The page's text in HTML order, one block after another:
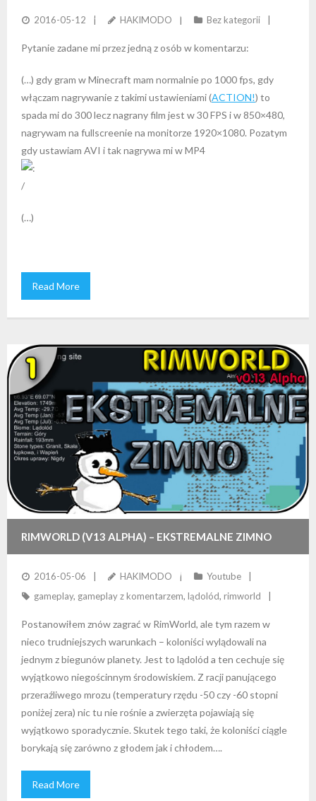
ROZDZIELCZOŚCI NIŻ POWINIEN
2016-05-12 HAKIMODO Bez kategorii
Pytanie zadane mi przez jedną z osób w komentarzu:
(…) gdy gram w Minecraft mam normalnie po 1000 fps, gdy
włączam nagrywanie z takimi ustawieniami (ACTION!) to
spada mi do 300 lecz nagrany film jest w 30 FPS i w 850×480,
nagrywam na fullscreenie na monitorze 1920×1080. Pozatym
gdy ustawiam AVI i tak nagrywa mi w MP4
(…)
Read More
RIMWORLD (V13 ALPHA) – EKSTREMALNE ZIMNO
(GAMEPLAY Z KOMENTARZEM)
2016-05-06 HAKIMODO
Youtube
gameplay, gameplay z komentarzem, lądolód, rimworld
Postanowiłem znów zagrać w RimWorld, ale tym razem w
nieco trudniejszych warunkach – koloniści wylądowali na
jednym z biegunów planety. Jest to lądolód a ten cechuje się
wyjątkowo niegościnnym środowiskiem. Z racji panującego
przeraźliwego mrozu (temperatury rzędu -50 czy -60 stopni
poniżej zera) nic tu nie rośnie a zwierzęta pojawiają się
wyjątkowo sporadycznie. Skutek tego taki, że koloniści ciągle
borykają się zarówno z głodem jak i chłodem….
Read More